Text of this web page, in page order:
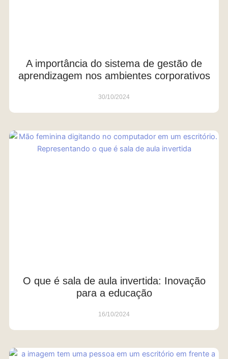
A importância do sistema de gestão de
aprendizagem nos ambientes corporativos
30/10/2024
O que é sala de aula invertida: Inovação
para a educação
16/10/2024